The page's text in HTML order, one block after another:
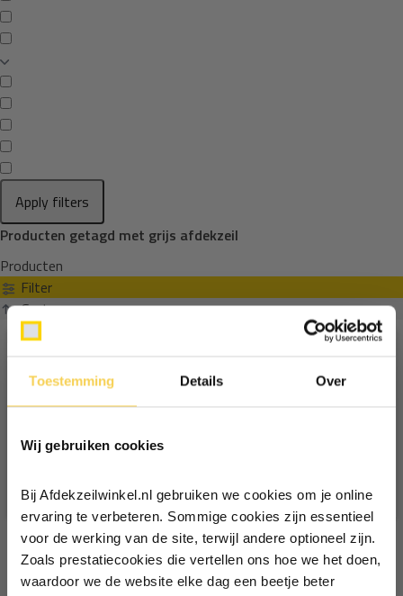
Toestemming Details Over
Wij gebruiken cookies
Bij Afdekzeilwinkel.nl gebruiken we cookies om je online
ervaring te verbeteren. Sommige cookies zijn essentieel
voor de werking van de site, terwijl andere optioneel zijn.
Zoals prestatiecookies die vertellen ons hoe we het doen,
waardoor we de website elke dag een beetje beter
Apply filters
Producten getagd met grijs afdekzeil
Producten
Filter
Sorteren op
Ontvang €5,- korting!
Schrijf je in voor de nieuwsbrief en
Vul je e-mailadres in‍⁪⁪
Particulier Zakelijk